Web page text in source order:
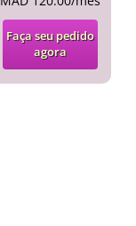
Faça seu pedido
agora